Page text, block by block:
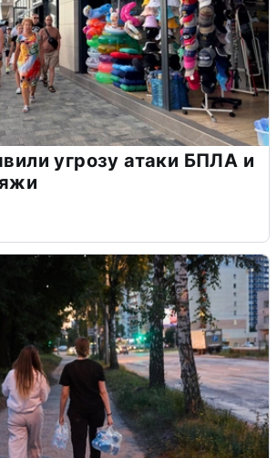
угрозу атаки БПЛА и